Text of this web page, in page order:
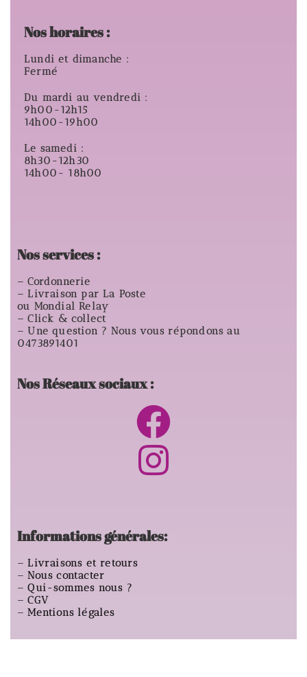
Nos horaires :
Lundi et dimanche :
Fermé
Du mardi au vendredi :
9h00-12h15
14h00-19h00
Le samedi :
8h30-12h30
14h00- 18h00
Nos services :
– Cordonnerie
– Livraison par La Poste
ou Mondial Relay
– Click & collect
– Une question ? Nous vous répondons au
0473891401
Nos Réseaux sociaux :
Informations générales:
–Livraisons et retours
–Nous contacter
–Qui-sommes nous ?
–CGV
–Mentions légales